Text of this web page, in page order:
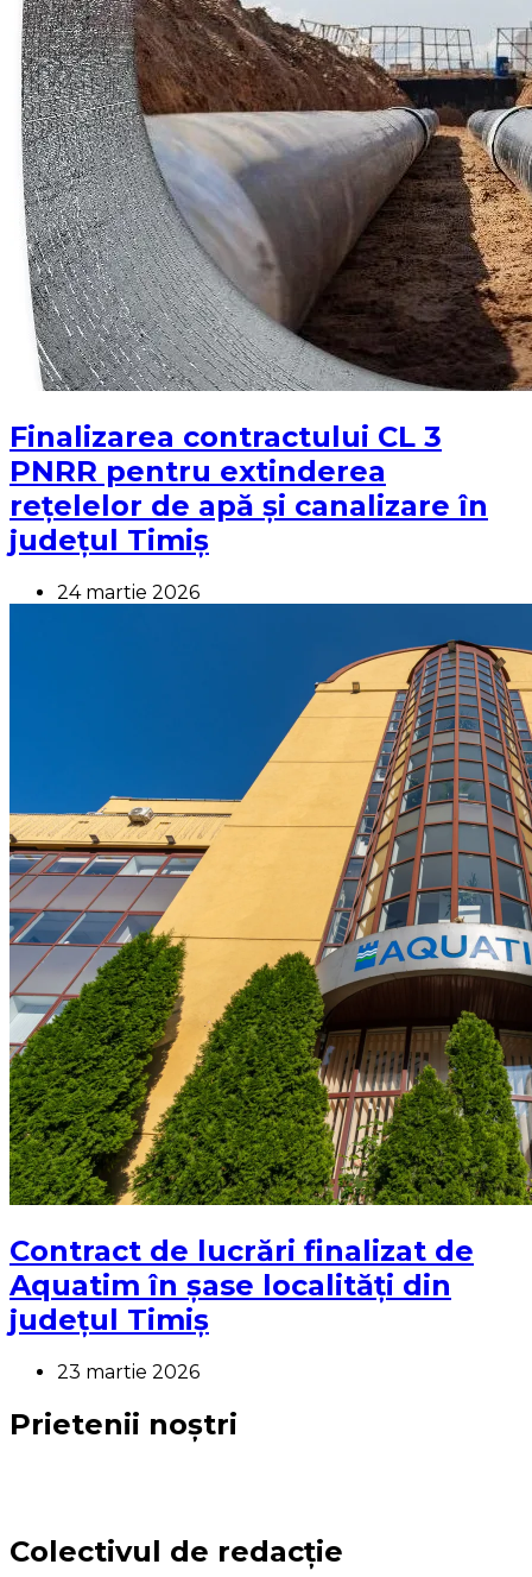
Finalizarea contractului CL 3
PNRR pentru extinderea
rețelelor de apă și canalizare în
județul Timiș
24 martie 2026
Contract de lucrări finalizat de
Aquatim în șase localități din
județul Timiș
23 martie 2026
Prietenii noștri
Colectivul de redacție